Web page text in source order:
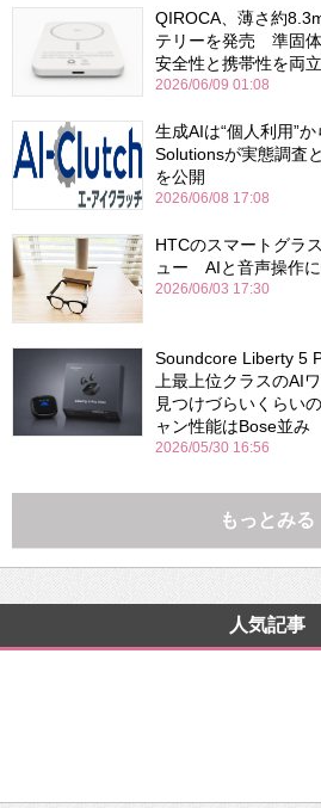
QIROCA、薄さ約
テリーを発売 準固
安全性と携帯性を両立
2026/06/09 01:08
生成AIは“個人利用”
Solutionsが実態調査
を公開
2026/06/08 17:08
HTCのスマートグラ
ュー AIと音声操作に
2026/06/03 17:30
Soundcore Liberty 5
上最上位クラスのAI
見つけづらいくらい
ャン性能はBose並み
2026/05/30 16:56
もっとみる
人気記事